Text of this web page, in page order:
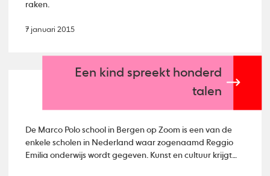
raken.
7 januari 2015
Een kind spreekt honderd
talen
De Marco Polo school in Bergen op Zoom is een van de
enkele scholen in Nederland waar zogenaamd Reggio
Emilia onderwijs wordt gegeven. Kunst en cultuur krijgt